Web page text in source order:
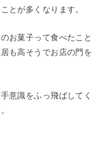
とが多くなります。
お菓子って食べたこと
も高そうでお店の門を
意識をふっ飛ばしてく